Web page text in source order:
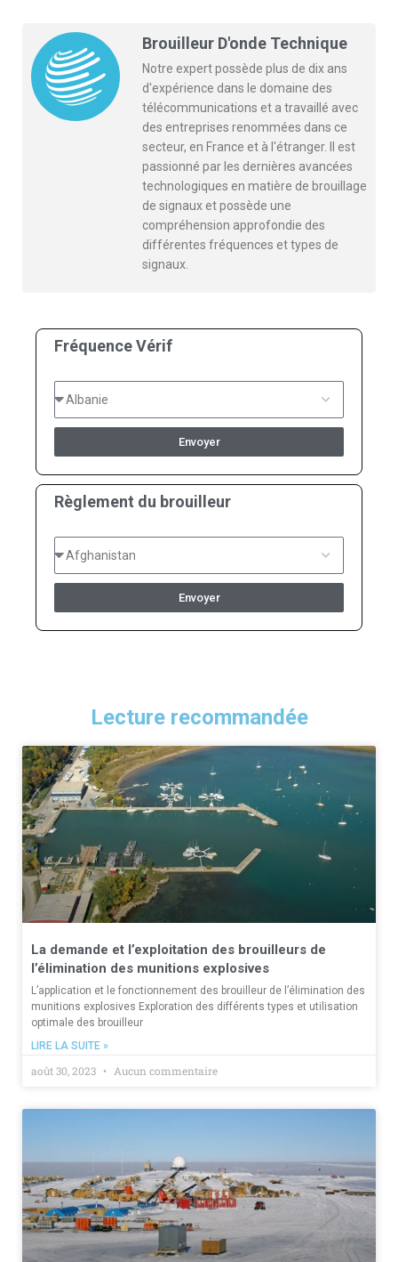
Brouilleur D'onde Technique
Notre expert possède plus de dix ans
d'expérience dans le domaine des
télécommunications et a travaillé avec
des entreprises renommées dans ce
secteur, en France et à l'étranger. Il est
passionné par les dernières avancées
technologiques en matière de brouillage
de signaux et possède une
compréhension approfondie des
différentes fréquences et types de
signaux.
Fréquence Vérif
Envoyer
Règlement du brouilleur
Envoyer
Lecture recommandée
La demande et l’exploitation des brouilleurs de
l’élimination des munitions explosives
L’application et le fonctionnement des brouilleur de l’élimination des
munitions explosives Exploration des différents types et utilisation
optimale des brouilleur
LIRE LA SUITE »
août 30, 2023 Aucun commentaire